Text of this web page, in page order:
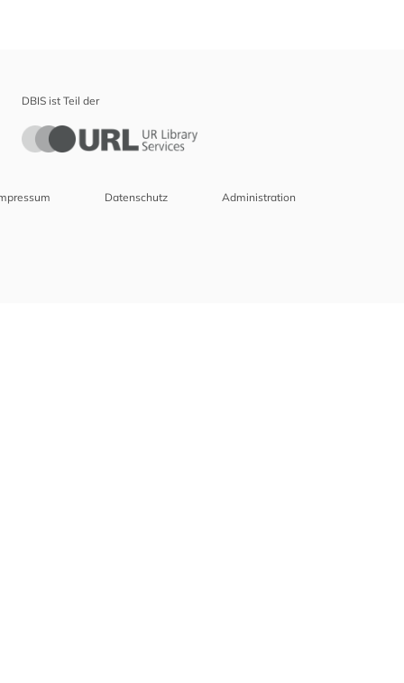
DBIS ist Teil der
Datenschutz Administration